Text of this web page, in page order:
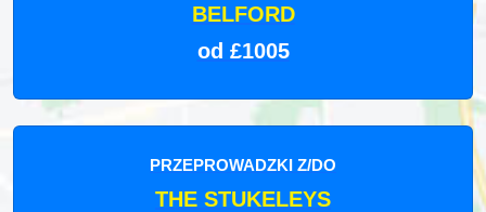
BELFORD
od £1005
PRZEPROWADZKI Z/DO
THE STUKELEYS